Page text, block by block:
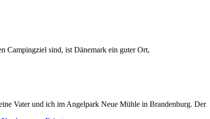
Campingziel sind, ist Dänemark ein guter Ort,
Vater und ich im Angelpark Neue Mühle in Brandenburg. Der